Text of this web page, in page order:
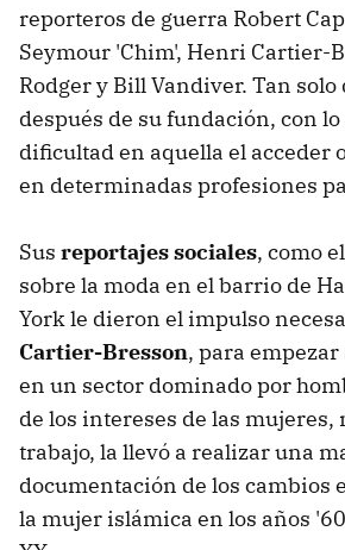
reporteros de guerra Robert
Seymour 'Chim', Henri Cartier-
Rodger y Bill Vandiver. Tan solo
después de su fundación, con
dificultad en aquella el acceder
en determinadas profesiones
Sus reportajes sociales, como
sobre la moda en el barrio de
York le dieron el impulso
Cartier-Bresson, para
en un sector dominado por
de los intereses de las mujeres,
trabajo, la llevó a realizar una
documentación de los cambios
la mujer islámica en los años